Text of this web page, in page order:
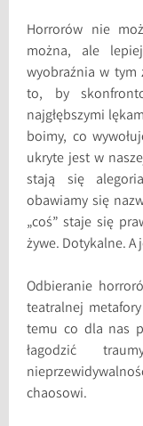
Horrorów nie
można, ale
wyobraźnia w
to, by
najgłębszymi
boimy, co
ukryte jest w
stają się
obawiamy się
„coś” staje się
żywe. Dotykalne.
Odbieranie
teatralnej
temu co dla nas
łagodzić
chaosowi.